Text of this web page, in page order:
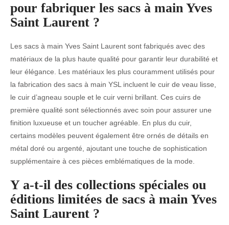
pour fabriquer les sacs à main Yves
Saint Laurent ?
Les sacs à main Yves Saint Laurent sont fabriqués avec des
matériaux de la plus haute qualité pour garantir leur durabilité et
leur élégance. Les matériaux les plus couramment utilisés pour
la fabrication des sacs à main YSL incluent le cuir de veau lisse,
le cuir d’agneau souple et le cuir verni brillant. Ces cuirs de
première qualité sont sélectionnés avec soin pour assurer une
finition luxueuse et un toucher agréable. En plus du cuir,
certains modèles peuvent également être ornés de détails en
métal doré ou argenté, ajoutant une touche de sophistication
supplémentaire à ces pièces emblématiques de la mode.
Y a-t-il des collections spéciales ou
éditions limitées de sacs à main Yves
Saint Laurent ?